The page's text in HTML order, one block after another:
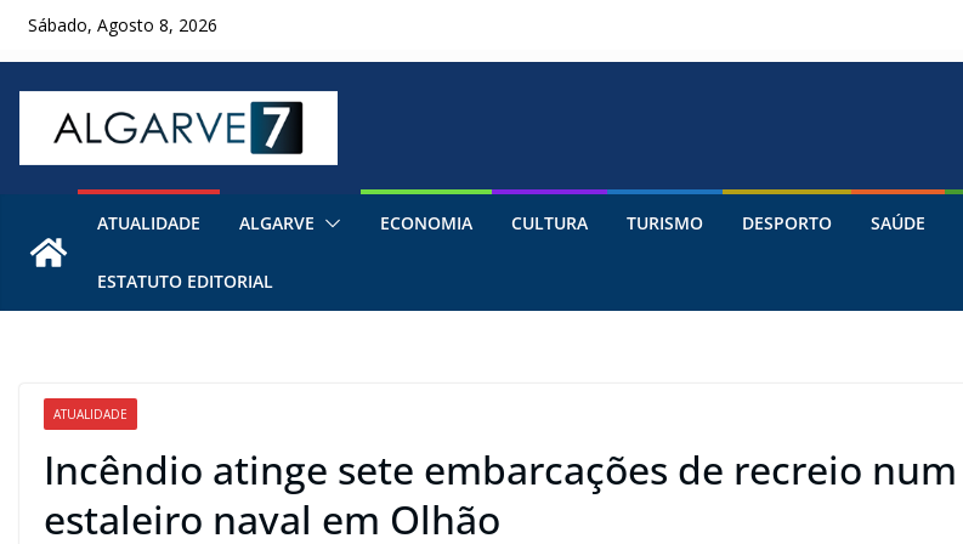
SkipSábado, Agosto 8, 2026
ATUALIDADE ALGARVE ECONOMIA CULTURA TURISMO DESPORTO SAÚDE
ESTATUTO EDITORIAL
ATUALIDADE
Incêndio atinge sete embarcações de recreio num
estaleiro naval em Olhão